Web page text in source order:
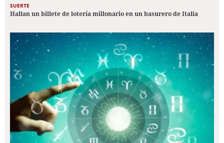
SUERTE
Hallan un billete de lotería millonario en un basurero de Italia